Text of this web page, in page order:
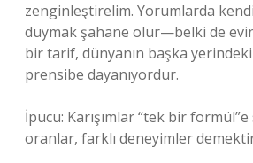
zenginleştirelim. Yorumlarda
duymak şahane olur—belki de
bir tarif, dünyanın başka yerindeki
prensibe dayanıyordur.
İpucu: Karışımlar “tek bir formül”e
oranlar, farklı deneyimler